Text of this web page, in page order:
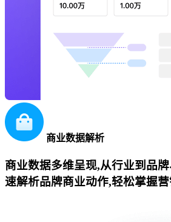
商业数据解析
商业数据多维呈现,从行业到品
速解析品牌商业动作,轻松掌握营